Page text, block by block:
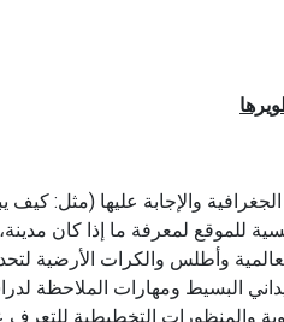
والإجابة عليها (مثل:
للموقع لمعرفة ما إذا كان
وأطلس والكرات الأرضية
البسيط ومهارات الملاحظة
والمنظورات التخطيطية للتعرف